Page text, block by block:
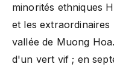
minorités ethniques
et les
vallée de Muong
d'un vert vif ; en